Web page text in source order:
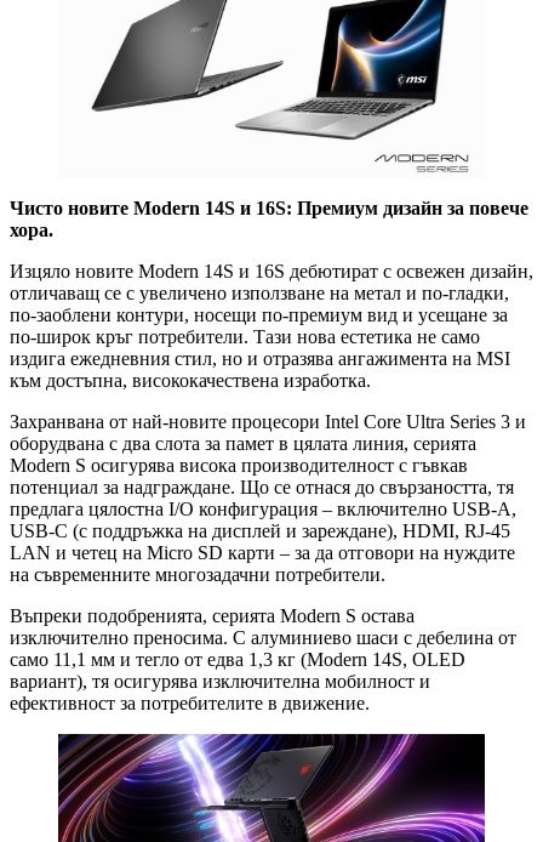
Чисто новите Modern 14S и 16S: Премиум дизайн за повече
хора.
Изцяло новите Modern 14S и 16S дебютират с освежен дизайн,
отличаващ се с увеличено използване на метал и по-гладки,
по-заоблени контури, носещи по-премиум вид и усещане за
по-широк кръг потребители. Тази нова естетика не само
издига ежедневния стил, но и отразява ангажимента на MSI
към достъпна, висококачествена изработка.
Захранвана от най-новите процесори Intel Core Ultra Series 3 и
оборудвана с два слота за памет в цялата линия, серията
Modern S осигурява висока производителност с гъвкав
потенциал за надграждане. Що се отнася до свързаността, тя
предлага цялостна I/O конфигурация – включително USB-A,
USB-C (с поддръжка на дисплей и зареждане), HDMI, RJ-45
LAN и четец на Micro SD карти – за да отговори на нуждите
на съвременните многозадачни потребители.
Въпреки подобренията, серията Modern S остава
изключително преносима. С алуминиево шаси с дебелина от
само 11,1 мм и тегло от едва 1,3 кг (Modern 14S, OLED
вариант), тя осигурява изключителна мобилност и
ефективност за потребителите в движение.